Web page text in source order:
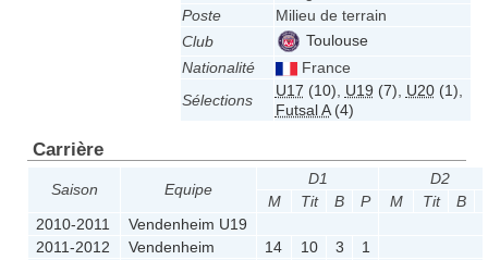
Poste
Milieu de terrain
Club
Toulouse
Nationalité
France
Sélections
U17 (10), U19 (7), U20(1),
Futsal A(4)
Carrière
Saison Equipe
D1
D2
M
Tit B P M Tit B
2010-2011
Vendenheim U19
2011-2012
Vendenheim 14 10 3
1